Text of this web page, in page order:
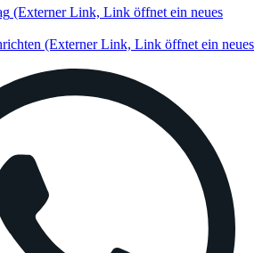
(Externer Link, Link öffnet ein neues
(Externer Link, Link öffnet ein neues